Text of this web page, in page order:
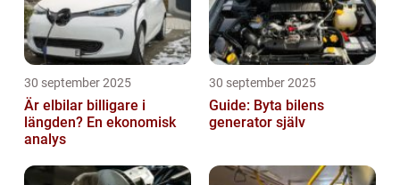
30 september 2025
Är elbilar billigare i
längden? En ekonomisk
analys
30 september 2025
Guide: Byta bilens
generator själv